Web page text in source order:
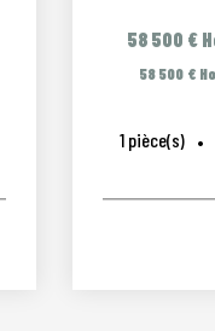
58 500 €
58 500 €
1 pièce(s)